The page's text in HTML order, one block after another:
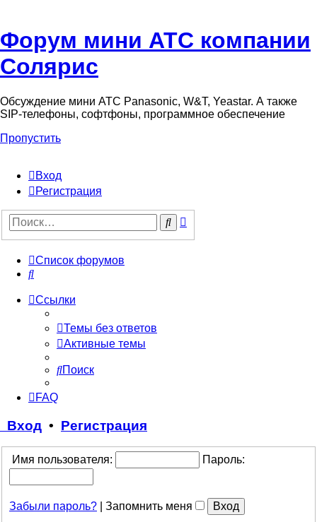
Форум мини АТС компании
Солярис
Обсуждение мини АТС Panasonic, W&T, Yeastar. А также
SIP-телефоны, софтфоны, программное обеспечение
Пропустить
Вход
Регистрация
Поиск
Список форумов
Поиск
Ссылки
Темы без ответов
Активные темы
Поиск
FAQ
Вход • Регистрация
Имя пользователя: Пароль:
Забыли пароль? Запомнить меня